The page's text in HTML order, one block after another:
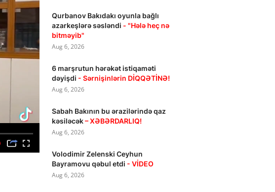
Qurbanov Bakıdakı oyunla bağlı
azarkeşlərə səsləndi - "Hələ heç nə
bitməyib"
Aug 6, 2026
6 marşrutun hərəkət istiqaməti
dəyişdi - Sərnişinlərin DİQQƏTİNƏ!
Aug 6, 2026
Sabah Bakının bu ərazilərində qaz
kəsiləcək– XƏBƏRDARLIQ!
Aug 6, 2026
Volodimir Zelenski Ceyhun
Bayramovu qəbul etdi - VİDEO
Aug 6, 2026